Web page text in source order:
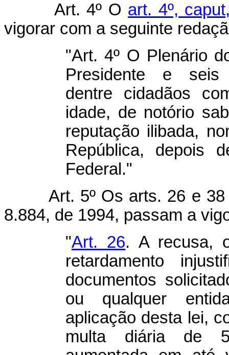
Art. 4º O art. 4º,
vigorar com a seguinte
"Art. 4º O Plenário
Presidente e seis
dentre cidadãos
idade, de notório
reputação ilibada,
República, depois
Federal."
Art. 5º Os arts. 26 e
8.884, de 1994, passam a
"Art. 26. A recusa,
retardamento
documentos
ou qualquer
aplicação desta lei,
multa diária de